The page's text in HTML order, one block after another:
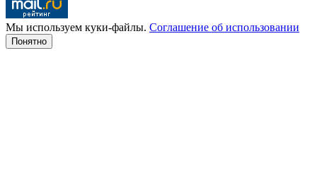
Мы используем куки-файлы. Соглашение об использовании
Понятно